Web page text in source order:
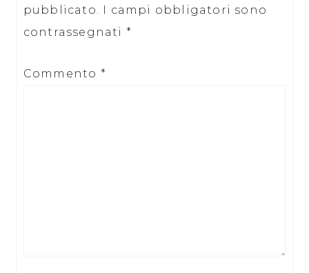
pubblicato. I campi obbligatori sono
contrassegnati *
Commento *